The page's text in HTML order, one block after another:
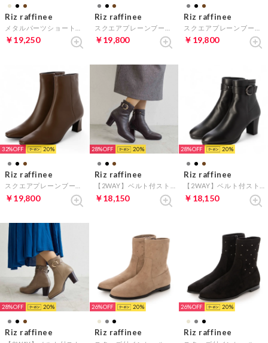
Riz raffinee
￥19,250
Riz raffinee
￥19,800
Riz raffinee
￥19,800
32% 20
Riz raffinee
￥19,800
28% 20
Riz raffinee
￥18,150
28% 20
Riz raffinee
￥18,150
28% 20
Riz raffinee
26% 20
Riz raffinee
26% 20
Riz raffinee